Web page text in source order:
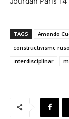
TAGS Amando
constructivismo ruso
interdisciplinar